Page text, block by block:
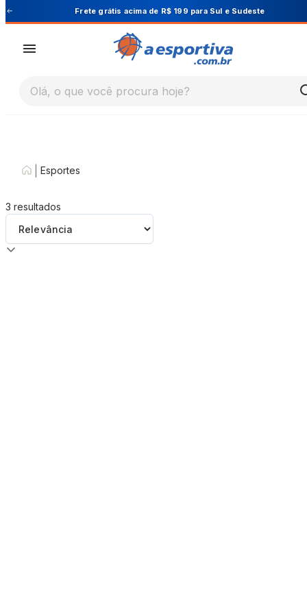
Cupom PRIMEIRA10 para 10% OFF na 1ª compra
Olá, o que você procura hoje?
Esportes
3 resultados